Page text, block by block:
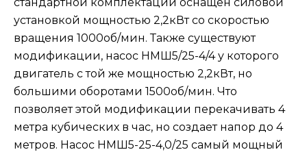
установкой мощностью 2,2кВт со скоростью
вращения 1000об/мин. Также существуют
модификации, насос НМШ5/25-4/4 у которого
двигатель с той же мощностью 2,2кВт, но
большими оборотами 1500об/мин. Что
позволяет этой модификации перекачивать 4
метра кубических в час, но создает напор до 4
метров. Насос НМШ5-25-4,0/25 самый мощный